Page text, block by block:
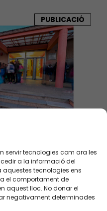
servir tecnologies com ara les
a la informació del
aquestes tecnologies ens
el comportament de
aquest lloc. No donar el
negativament determinades
PUBLICACIÓ